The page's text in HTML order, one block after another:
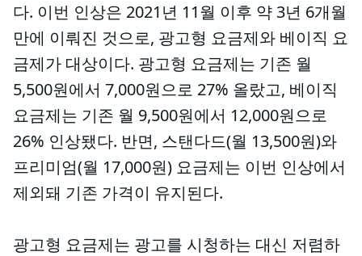
다. 이번 인상은 2021년 11월 이후 약 3년 6개월
만에 이뤄진 것으로, 광고형 요금제와 베이직 요
금제가 대상이다. 광고형 요금제는 기존 월
5,500원에서 7,000원으로 27% 올랐고, 베이직
요금제는 기존 월 9,500원에서 12,000원으로
26% 인상됐다. 반면, 스탠다드(월 13,500원)와
프리미엄(월 17,000원) 요금제는 이번 인상에서
제외돼 기존 가격이 유지된다.
광고형 요금제는 광고를 시청하는 대신 저렴하